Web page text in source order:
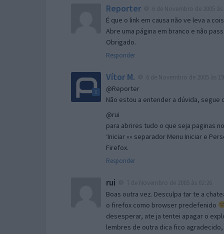
Reporter
É que o link em causa não ve leva a
Abre uma página em branco e não
Obrigado.
Responder
Vítor M.
@Reporter
Não estou a entender a dúvida,
@rui
para abrires tudo o que seja paginas
‘Iniciar »» separador Menu Iniciar e
Firefox.
Responder
rui
Boas outra vez. Desculpa tar te a
o firefox como browser predefenido
desesperar, ate ja tentei apagar o
lembres de outra dica fico